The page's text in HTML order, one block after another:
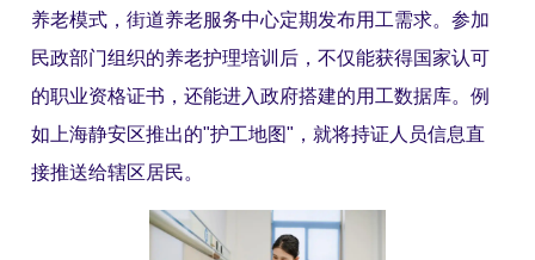
养老模式，街道养老服务中心定期发布用工需求。参加
民政部门组织的养老护理培训后，不仅能获得国家认可
的职业资格证书，还能进入政府搭建的用工数据库。例
如上海静安区推出的"护工地图"，就将持证人员信息直
接推送给辖区居民。